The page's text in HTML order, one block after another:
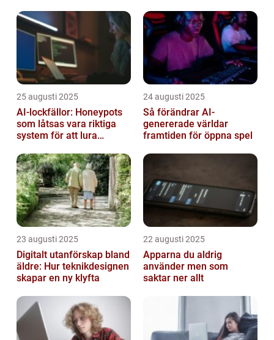
25 augusti 2025
AI-lockfällor: Honeypots
som låtsas vara riktiga
system för att lura
24 augusti 2025
Så förändrar AI-
genererade världar
framtiden för öppna spel
23 augusti 2025
Digitalt utanförskap bland
äldre: Hur teknikdesignen
skapar en ny klyfta
22 augusti 2025
Apparna du aldrig
använder men som
saktar ner allt